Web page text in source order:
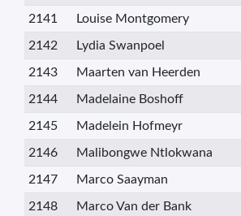
2141 Louise Montgomery
2142 Lydia Swanpoel
2143 Maarten van Heerden
2144 Madelaine Boshoff
2145 Madelein Hofmeyr
2146 Malibongwe Ntlokwana
2147 Marco Saayman
2148 Marco Van der Bank